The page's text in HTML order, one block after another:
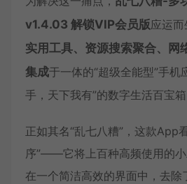
v1.4.03 解锁VIP会员版应运
实用工具、资源搜索聚合、网
集成于一体的“超级全能型”手机
手，天下我有”的数字生活百宝箱
正如其名“乱七八糟”，这款App
序”——它将上百种高频使用的
在一个简洁高效的界面中，去除